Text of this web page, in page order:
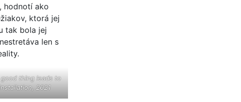
hodnotí ako
ktorá jej
tak bola jej
len s
good thing leads to
2021